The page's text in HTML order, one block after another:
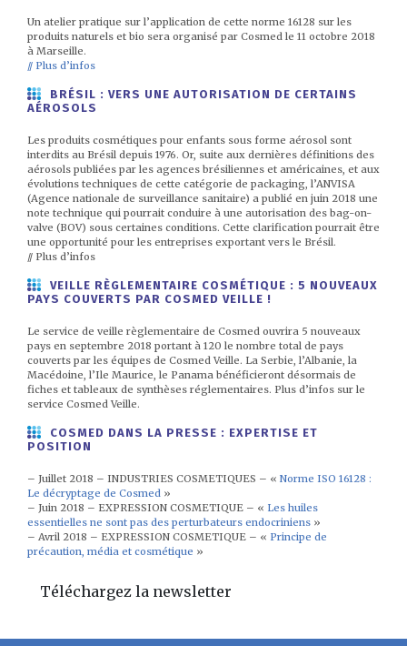
Un atelier pratique sur l’application de cette norme 16128 sur les
produits naturels et bio sera organisé par Cosmed le 11 octobre 2018
à Marseille.
// Plus d’infos
BRÉSIL : VERS UNE AUTORISATION DE CERTAINS
AÉROSOLS
Les produits cosmétiques pour enfants sous forme aérosol sont
interdits au Brésil depuis 1976. Or, suite aux dernières définitions des
aérosols publiées par les agences brésiliennes et américaines, et aux
évolutions techniques de cette catégorie de packaging, l’ANVISA
(Agence nationale de surveillance sanitaire) a publié en juin 2018 une
note technique qui pourrait conduire à une autorisation des bag-on-
valve (BOV) sous certaines conditions. Cette clarification pourrait être
une opportunité pour les entreprises exportant vers le Brésil.
// Plus d’infos
VEILLE RÈGLEMENTAIRE COSMÉTIQUE : 5 NOUVEAUX
PAYS COUVERTS PAR COSMED VEILLE !
Le service de veille règlementaire de Cosmed ouvrira 5 nouveaux
pays en septembre 2018 portant à 120 le nombre total de pays
couverts par les équipes de Cosmed Veille. La Serbie, l’Albanie, la
Macédoine, l’Ile Maurice, le Panama bénéficieront désormais de
fiches et tableaux de synthèses réglementaires. Plus d’infos sur le
service Cosmed Veille.
COSMED DANS LA PRESSE : EXPERTISE ET
POSITION
– Juillet 2018 – INDUSTRIES COSMETIQUES – « Norme ISO 16128 :
Le décryptage de Cosmed »
– Juin 2018 – EXPRESSION COSMETIQUE – « Les huiles
essentielles ne sont pas des perturbateurs endocriniens »
– Avril 2018 – EXPRESSION COSMETIQUE – « Principe de
précaution, média et cosmétique »
Téléchargez la newsletter